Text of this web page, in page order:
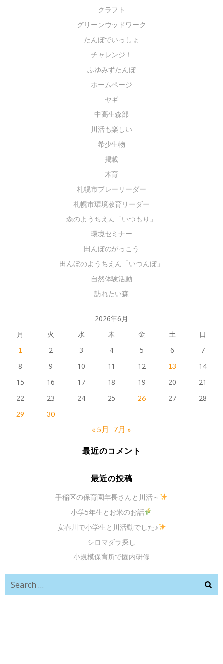
クラフト
グリーンウッドワーク
たんぼでいっしょ
チャレンジ！
ふゆみずたんぼ
ホームページ
ヤギ
中高生森部
川活も楽しい
希少生物
掲載
木育
札幌市プレーリーダー
札幌市環境教育リーダー
森のようちえん「いつもり」
環境セミナー
田んぼのがっこう
田んぼのようちえん「いつんぼ」
自然体験活動
訪れたい森
2026年6月
月
火 水 木 金 土 日
1 2 3 4 5 6
7
8
9 10 11 12 13
14
15
16 17 18 19 20
21
22
23 24 25 26 27 28
29 30
« 5月 7月 »
最近のコメント
最近の投稿
手稲区の保育園年長さんと川活～
小学5年生とお米のお話
安春川で小学生と川活動でした♪
シロマダラ探し
小規模保育所で園内研修
Search